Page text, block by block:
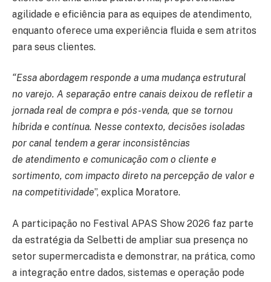
agilidade e eficiência para as equipes de atendimento,
enquanto oferece uma experiência fluida e sem atritos
para seus clientes.
“Essa abordagem responde a uma mudança estrutural
no varejo. A separação entre canais deixou de refletir a
jornada real de compra e pós-venda, que se tornou
híbrida e contínua. Nesse contexto, decisões isoladas
por canal tendem a gerar inconsistências
de atendimento e comunicação com o cliente e
sortimento, com impacto direto na percepção de valor e
na competitividade”, explica Moratore.
A participação no Festival APAS Show 2026 faz parte
da estratégia da Selbetti de ampliar sua presença no
setor supermercadista e demonstrar, na prática, como
a integração entre dados, sistemas e operação pode